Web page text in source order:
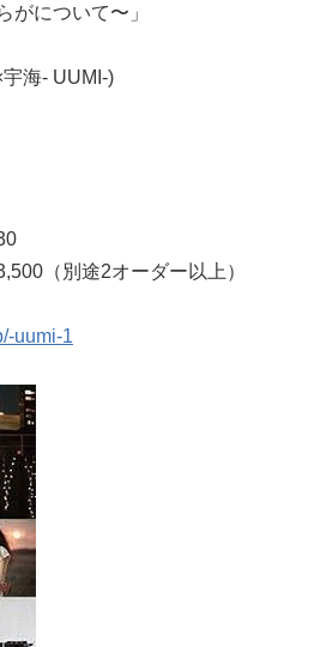
がについて〜」
海- UUMI-)
（別途2オーダー以上）
uumi-1